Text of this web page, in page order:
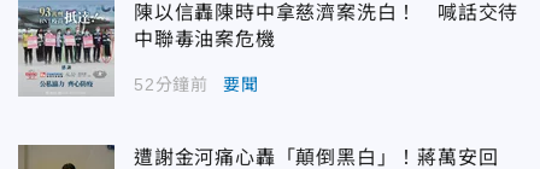
陳以信轟陳時中拿慈濟案洗白！ 喊話交待
中聯毒油案危機
52分鐘前 要聞
遭謝金河痛心轟「顛倒黑白」！蔣萬安回